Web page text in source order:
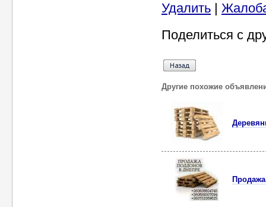
Удалить |
Поделиться с
Другие похожие